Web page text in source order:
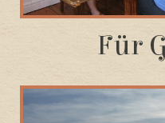
Für